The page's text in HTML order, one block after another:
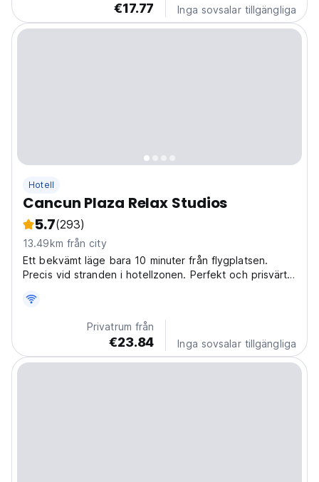
€17.77 Inga sovsalar tillgängliga
Hotell
Cancun Plaza Relax Studios
5.7(293)
13.49km från city
Ett bekvämt läge bara 10 minuter från flygplatsen.
Precis vid stranden i hotellzonen. Perfekt och prisvärt
Privatrum från
€23.84 Inga sovsalar tillgängliga